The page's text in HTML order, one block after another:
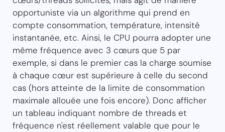
opportuniste via un algorithme qui prend en
compte consommation, température, intensité
instantanée, etc. Ainsi, le CPU pourra adopter une
même fréquence avec 3 cœurs que 5 par
exemple, si dans le premier cas la charge soumise
à chaque cœur est supérieure à celle du second
cas (hors atteinte de la limite de consommation
maximale allouée une fois encore). Donc afficher
un tableau indiquant nombre de threads et
fréquence n'est réellement valable que pour le